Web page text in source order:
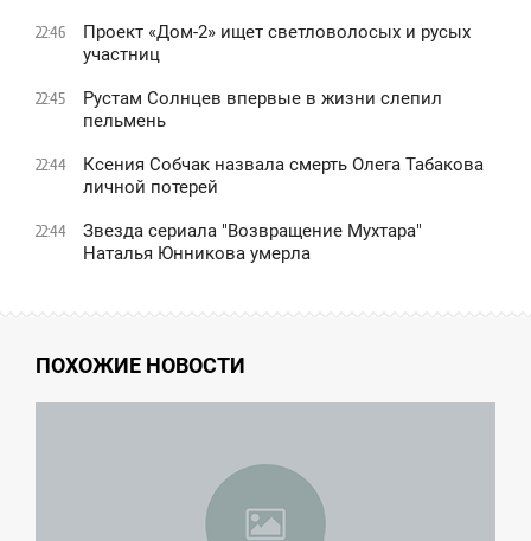
22:46
Проект «Дом-2» ищет светловолосых и русых
участниц
22:45
Рустам Солнцев впервые в жизни слепил
пельмень
22:44
Ксения Собчак назвала смерть Олега Табакова
личной потерей
22:44
Звезда сериала "Возвращение Мухтара"
Наталья Юнникова умерла
ПОХОЖИЕ НОВОСТИ